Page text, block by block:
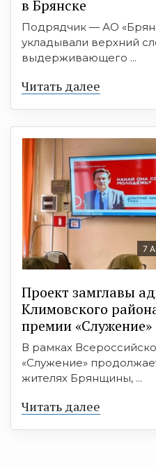
в Брянске
Подрядчик — АО
укладывали верхний
выдерживающего ...
Читать далее
7
Проект замглавы
Климовского
премии «Служение»
В рамках
«Служение»
жителях Брянщины, ...
Читать далее